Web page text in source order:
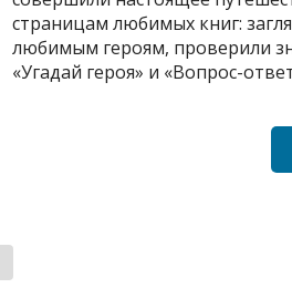
страницам любимых книг:
любимым героям, проверили
«Угадай героя» и «Вопрос-